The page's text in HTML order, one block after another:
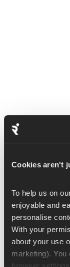
Cookies aren't
To help us on
enjoyable and
personalise
With your
about your use
marketing).
De Bent Over
twee dumbbells.
Ga staan met je
gebogen, je
schouderbreedte
vasthoudt. Vanaf
ribbenkast,
naar achteren
je kijkt.